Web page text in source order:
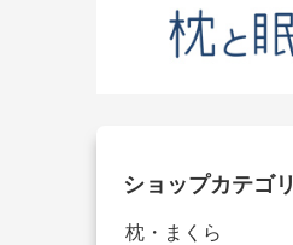
ショップカテゴリ
枕・まくら